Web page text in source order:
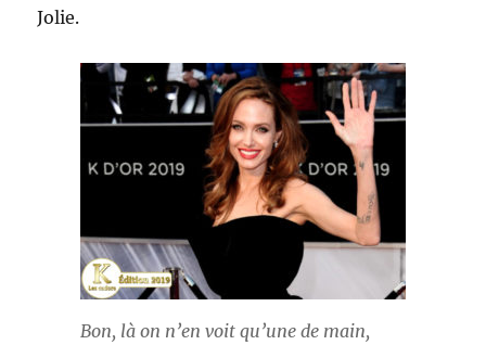
Jolie.
Bon, là on n’en voit qu’une de main,